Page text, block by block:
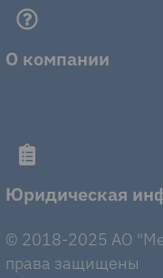
О компании
Юридическая
© 2018-2025 AO
права защищены